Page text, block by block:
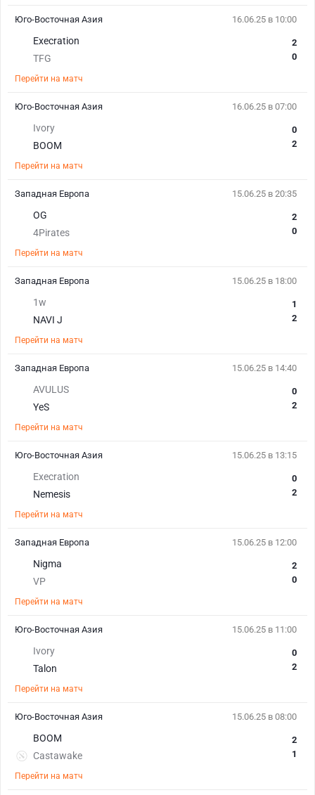
16.06.25 в 10:00
Execration
TFG
2
0
Перейти на матч
Юго-Восточная Азия
16.06.25 в 07:00
Ivory
BOOM
0
2
Перейти на матч
Юго-Восточная Азия
15.06.25 в 20:35
OG
4Pirates
2
0
Перейти на матч
Западная Европа
15.06.25 в 18:00
1w
NAVI J
1
2
Перейти на матч
Западная Европа
15.06.25 в 14:40
AVULUS
YeS
0
2
Перейти на матч
Западная Европа
15.06.25 в 13:15
Execration
Nemesis
0
2
Перейти на матч
Юго-Восточная Азия
15.06.25 в 12:00
Nigma
VP
2
0
Перейти на матч
Западная Европа
15.06.25 в 11:00
Ivory
Talon
0
2
Перейти на матч
Юго-Восточная Азия
15.06.25 в 08:00
BOOM
Castawake
2
1
Перейти на матч
Юго-Восточная Азия